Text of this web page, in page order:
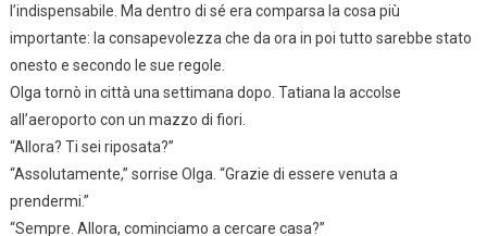
l’indispensabile. Ma dentro di sé era comparsa la cosa più
importante: la consapevolezza che da ora in poi tutto sarebbe stato
onesto e secondo le sue regole.
Olga tornò in città una settimana dopo. Tatiana la accolse
all’aeroporto con un mazzo di fiori.
“Allora? Ti sei riposata?”
“Assolutamente,” sorrise Olga. “Grazie di essere venuta a
prendermi.”
“Sempre. Allora, cominciamo a cercare casa?”